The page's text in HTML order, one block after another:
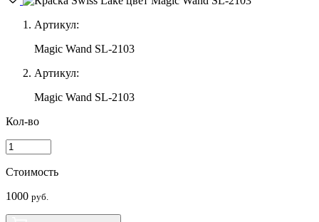
Артикул:
Magic Wand SL-2103
Артикул:
Magic Wand SL-2103
Кол-во
Стоимость
1000 руб.